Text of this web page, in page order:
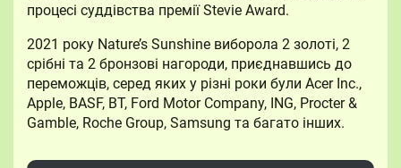
процесі суддівства премії Stevie Award.
2021 року Nature’s Sunshine виборола 2 золоті, 2
срібні та 2 бронзові нагороди, приєднавшись до
переможців, серед яких у різні роки були Acer Inc.,
Apple, BASF, BT, Ford Motor Company, ING, Procter &
Gamble, Roche Group, Samsung та багато інших.